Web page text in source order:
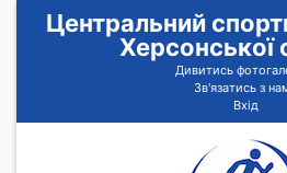
Центральний
Херсонської
Дивитись
Зв'язатись з
Вхід